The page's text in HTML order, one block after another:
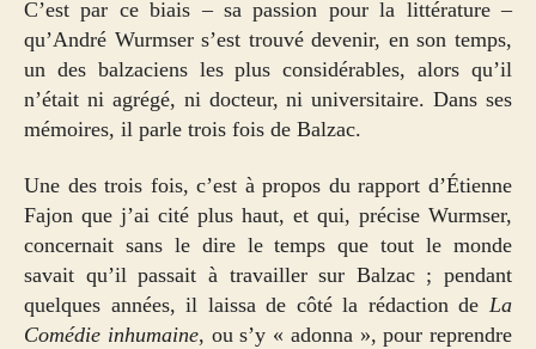
C’est par ce biais – sa passion pour la littérature –
qu’André Wurmser s’est trouvé devenir, en son temps,
un des balzaciens les plus considérables, alors qu’il
n’était ni agrégé, ni docteur, ni universitaire. Dans ses
mémoires, il parle trois fois de Balzac.
Une des trois fois, c’est à propos du rapport d’Étienne
Fajon que j’ai cité plus haut, et qui, précise Wurmser,
concernait sans le dire le temps que tout le monde
savait qu’il passait à travailler sur Balzac ; pendant
quelques années, il laissa de côté la rédaction de La
Comédie inhumaine, ou s’y « adonna », pour reprendre